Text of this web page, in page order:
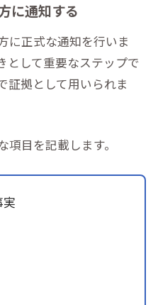
に通知する
に正式な通知を行いま
として重要なステップで
証拠として用いられま
目を記載します。